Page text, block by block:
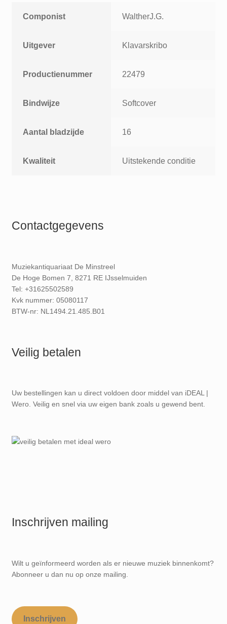
Componist WaltherJ.G.
Uitgever Klavarskribo
Productienummer 22479
Bindwijze Softcover
Aantal bladzijde 16
Kwaliteit Uitstekende conditie
Contactgegevens
Muziekantiquariaat De Minstreel
De Hoge Bomen 7, 8271 RE IJsselmuiden
Tel: +31625502589
Kvk nummer: 05080117
BTW-nr: NL1494.21.485.B01
Veilig betalen
Uw bestellingen kan u direct voldoen door middel van iDEAL |
Wero. Veilig en snel via uw eigen bank zoals u gewend bent.
Inschrijven mailing
Wilt u geïnformeerd worden als er nieuwe muziek binnenkomt?
Abonneer u dan nu op onze mailing.
Inschrijven